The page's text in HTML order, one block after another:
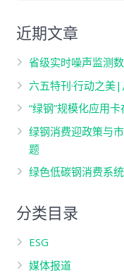
近期文章
省级实时噪声监测
六五特刊·行动之美
“绿钢”规模化应用
绿钢消费迎政策与
题
绿色低碳钢消费系
分类目录
ESG
媒体报道